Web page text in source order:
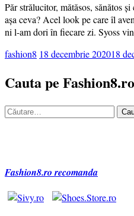
Păr strălucitor, mătăsos, sănătos
așa ceva? Acel look pe care îl
ni l-am dori în fiecare zi. Syoss
fashion8 18 decembrie 202018
Cauta pe Fashion8.ro
Caută
Fashion8.ro recomanda